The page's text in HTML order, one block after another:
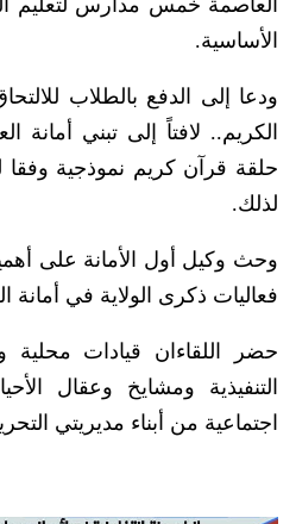
العاصمة خمس مدارس لتعليم
الأساسية.
ودعا إلى الدفع بالطلاب
الكريم.. لافتاً إلى تبني أمانة
حلقة قرآن كريم نموذجية وفقا
لذلك.
وحث وكيل أول الأمانة على
فعاليات ذكرى الولاية في أمانة
حضر اللقاءان قيادات محلية
التنفيذية ومشايخ وعقال
اجتماعية من أبناء مديريتي